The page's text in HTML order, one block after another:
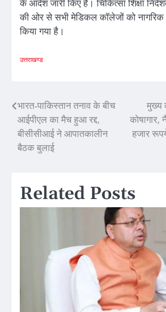
के आदेश जारी किए हैं। चिकित्सा शिक्षा
की ओर से सभी मेडिकल कॉलेजों को नागरिक
किया गया है।
उत्तराखण्ड
Post
navigation
भारत-पाकिस्तान तनाव के बीच
आईपीएल का मैच हुआ रद्द,
बीसीसीआई ने आपातकालीन
बैठक बुलाई
मुख्य
हजार
Related Posts